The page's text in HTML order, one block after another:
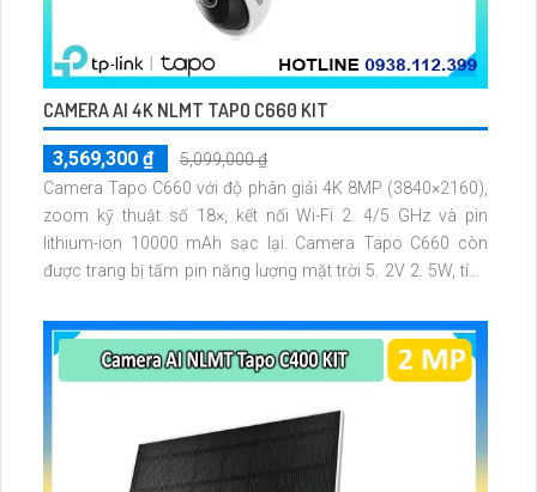
CAMERA AI 4K NLMT TAPO C660 KIT
3,569,300 ₫
5,099,000 ₫
Camera Tapo C660 với độ phân giải 4K 8MP (3840×2160),
zoom kỹ thuật số 18×, kết nối Wi-Fi 2. 4/5 GHz và pin
lithium-ion 10000 mAh sạc lại. Camera Tapo C660 còn
được trang bị tấm pin năng lượng mặt trời 5. 2V 2. 5W, tích
microSD tối đa 512 GB